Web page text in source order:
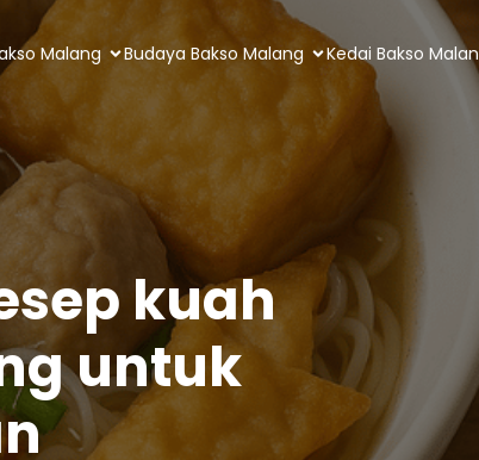
Malang Budaya Bakso Malang Kedai Bakso
kuah
untuk